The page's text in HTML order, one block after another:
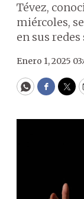
Tévez,
miércoles,
en sus redes
Enero 1, 2025
WhatsApp